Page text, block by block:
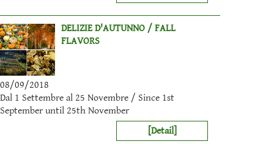
DELIZIE D'AUTUNNO / FALL
FLAVORS
08/09/2018
Dal 1 Settembre al 25 Novembre / Since 1st
September until 25th November
[Detail]